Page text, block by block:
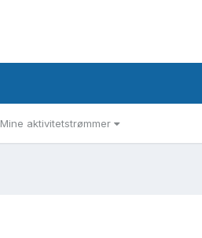
Mine aktivitetstrømmer